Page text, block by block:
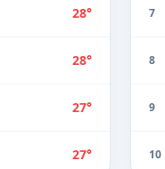
28°
28°
27°
27°
7
8
9
10